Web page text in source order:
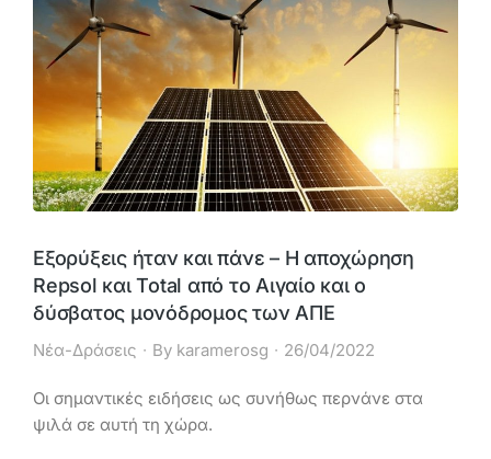
Εξορύξεις ήταν και πάνε – Η αποχώρηση
Repsol και Total από το Αιγαίο και ο
δύσβατος μονόδρομος των ΑΠΕ
Νέα-Δράσεις By karamerosg 26/04/2022
Οι σημαντικές ειδήσεις ως συνήθως περνάνε στα
ψιλά σε αυτή τη χώρα.